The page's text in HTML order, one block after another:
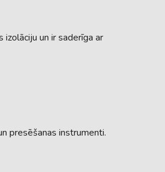
un ir saderīga ar
presēšanas instrumenti.